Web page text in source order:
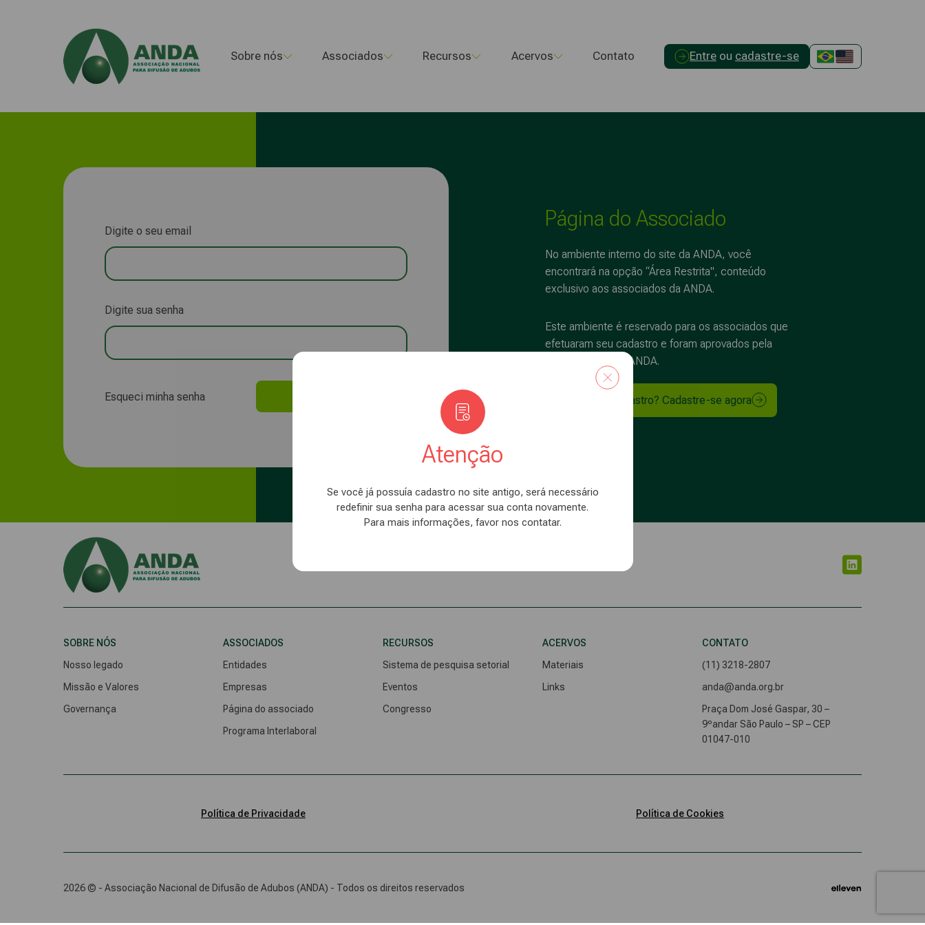
Sobre nós Associados Recursos Acervos Contato Entre ou cadastre-se
Atenção
Se você já possuía cadastro no site antigo, será necessário
redefinir sua senha para acessar sua conta novamente.
Para mais informações, favor nos contatar.
Digite o seu email
Digite sua senha
Esqueci minha senha
Página do Associado
No ambiente interno do site da ANDA, você
encontrará na opção “Área Restrita", conteúdo
exclusivo aos associados da ANDA.
Este ambiente é reservado para os associados que
efetuaram seu cadastro e foram aprovados pela
administração da ANDA.
Não possui cadastro? Cadastre-se agora
SOBRE NÓS
Nosso legado
Missão e Valores
Governança
ASSOCIADOS
Entidades
Empresas
Página do associado
Programa Interlaboral
RECURSOS
Sistema de pesquisa setorial
Eventos
Congresso
ACERVOS
Materiais
Links
CONTATO
(11) 3218-2807
anda@anda.org.br
Praça Dom José Gaspar, 30 –
9ºandar São Paulo – SP – CEP
01047-010
Política de Privacidade Política de Cookies
2026 © - Associação Nacional de Difusão de Adubos (ANDA) - Todos os direitos reservados